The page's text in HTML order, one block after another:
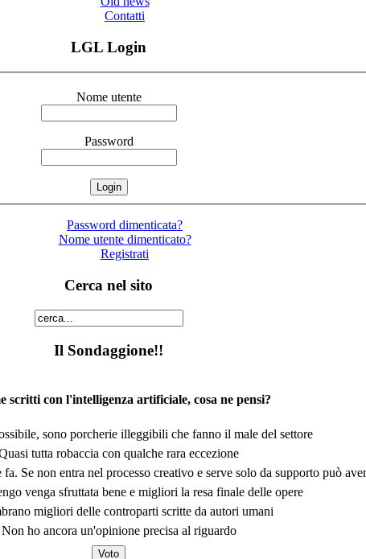
Contatti
LGL Login
Nome utente
Password
Password dimenticata?
Nome utente dimenticato?
Registrati
Cerca nel sito
Il Sondaggione!!
scritti con l'intelligenza artificiale, cosa ne pensi?
sono porcherie illeggibili che fanno il male del settore
tutta robaccia con qualche rara eccezione
Se non entra nel processo creativo e serve solo da supporto può
venga sfruttata bene e migliori la resa finale delle opere
migliori delle controparti scritte da autori umani
Non ho ancora un'opinione precisa al riguardo